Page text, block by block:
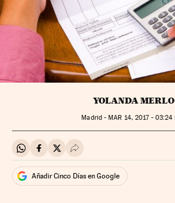
YOLANDA MERLO
Madrid - MAR 14, 2017 - 03:24
Compartir en Whatsapp
Compartir en Facebook
Compartir en Twitter
Desplegar Redes Sociales
Añadir Cinco Días en Google